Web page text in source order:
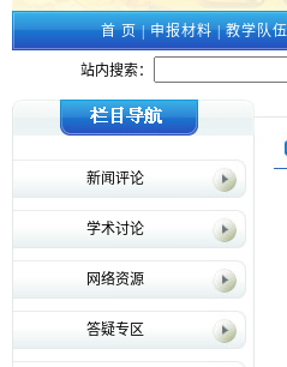
首 页|申报材料|教学队伍
站内搜索：
新闻评论
学术讨论
网络资源
答疑专区